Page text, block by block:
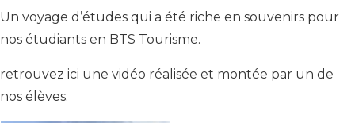
Un voyage d’études qui a été riche en souvenirs pour
nos étudiants en BTS Tourisme.
retrouvez ici une vidéo réalisée et montée par un de
nos élèves.